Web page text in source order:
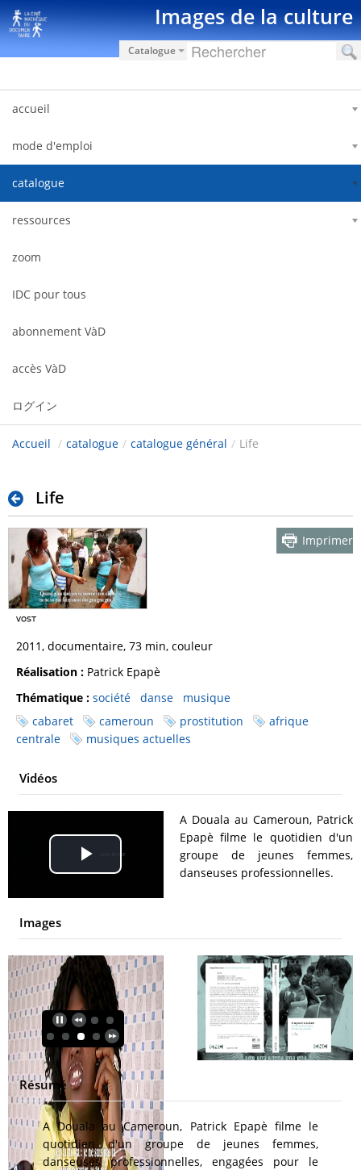
内容へスキップ Images de la culture
Catalogue
accueil
mode d'emploi
catalogue
ressources
zoom
IDC pour tous
abonnement VàD
accès VàD
ログイン
Accueil / catalogue / catalogue général / Life
Life
Imprimer
2011, documentaire, 73 min, couleur
Réalisation : Patrick Epapè
Thématique : société danse
musique
cabaret
cameroun prostitution
afrique
centrale
musiques actuelles
Vidéos
Play
Video
A Douala au Cameroun, Patrick
Epapè filme le quotidien d'un
groupe de jeunes femmes,
danseuses professionnelles.
Images
Résumé
A Douala au Cameroun, Patrick Epapè filme le
quotidien d'un groupe de jeunes femmes,
danseuses professionnelles, engagées pour le